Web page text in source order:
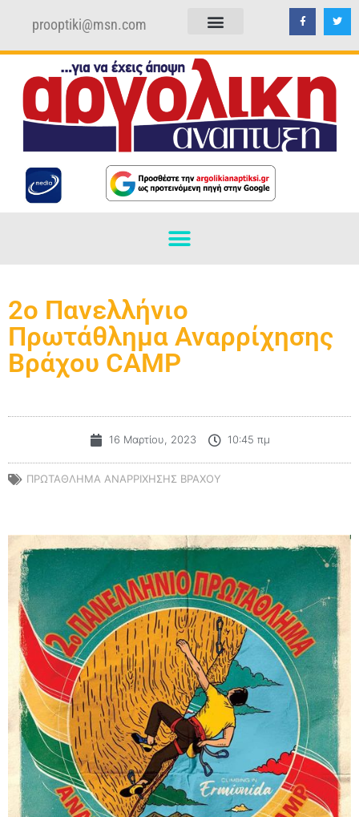
prooptiki@msn.com
2ο Πανελλήνιο
Πρωτάθλημα Αναρρίχησης
Βράχου CAMP
16 Μαρτίου, 2023 10:45 πμ
ΠΡΩΤΆΘΛΗΜΑ ΑΝΑΡΡΊΧΗΣΗΣ ΒΡΆΧΟΥ